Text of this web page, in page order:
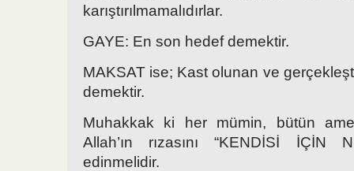
karıştırılmamalıdırlar.
GAYE: En son hedef demektir.
MAKSAT ise; Kast olunan ve
demektir.
Muhakkak ki her mümin, bütün
Allah’ın rızasını “KENDİSİ İÇİN
edinmelidir.